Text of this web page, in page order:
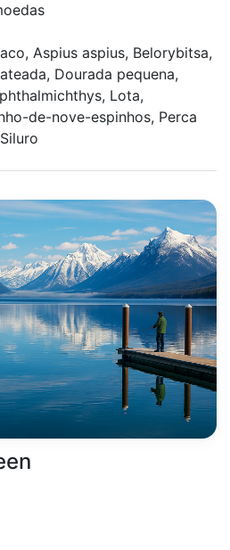
Aspius aspius, Belorybitsa,
Dourada pequena,
Lota,
de-nove-espinhos, Perca